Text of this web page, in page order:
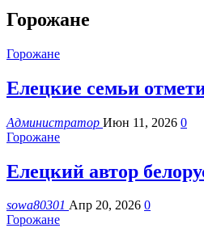
Горожане
Горожане
Елецкие семьи
Администратор Июн 11, 2026 0
Горожане
Елецкий автор
sowa80301 Апр 20, 2026 0
Горожане